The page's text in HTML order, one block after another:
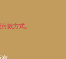
款方式。